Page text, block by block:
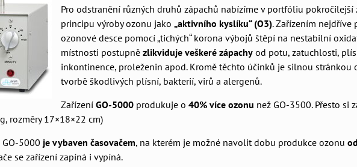
Pro odstranění různých druhů zápachů nabízíme v portfóliu pokročilejší
principu výroby ozonu jako „aktivního kyslíku“ (O3). Zařízením nejdříve
ozonové desce pomocí „tichých“ korona výbojů štěpí na nestabilní
místnosti postupně zlikviduje veškeré zápachyod potu, zatuchlosti,
inkontinence, proleženin apod. Kromě těchto účinků je silnou
tvorbě škodlivých plísní, bakterií, virů a alergenů.
Zařízení GO-5000produkuje o 40% více ozonu než GO-3500. Přesto si
rozměry 17×18×22 cm)
5000 je vybaven časovačem, na kterém je možné navolit dobu produkce ozonu
se zařízení zapíná i vypíná.